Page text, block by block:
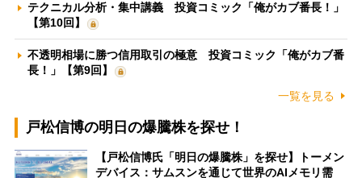
テクニカル分析・集中講義 投資コミック「俺がカブ番長！」
【第10回】
不透明相場に勝つ信用取引の極意 投資コミック「俺がカブ番
長！」【第9回】
一覧を見る
戸松信博の明日の爆騰株を探せ！
【戸松信博氏「明日の爆騰株」を探せ】トーメン
デバイス：サムスンを通じて世界のAIメモリ需